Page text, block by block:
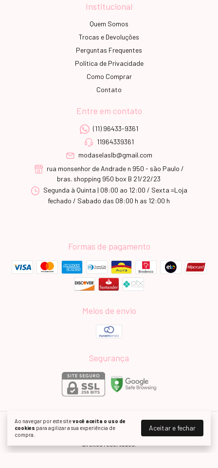
Ao navegar por este sitevocê aceita o uso de
cookies para agilizar a sua experiência de
compra.
Aceitar e fechar
Institucional
Quem Somos
Trocas e Devoluções
Perguntas Frequentes
Política de Privacidade
Como Comprar
Contato
Entre em contato
(11) 96433-9361
11964339361
modaselaslb@gmail.com
rua monsenhor de Andrade n 950 - são Paulo /
bras. shopping 950 box B 21/22/23
Segunda à Quinta | 08:00 ao 12:00 / Sexta =Loja
fechado / Sabado das 08:00 h as 12:00 h
Formas de pagamento
Meios de envio
Segurança
Modas Elas - Vestindo Princesas
©2026. MODAS ELAS / LUANA MIRIAN VALDIVIA - 39249318000146. Todos os